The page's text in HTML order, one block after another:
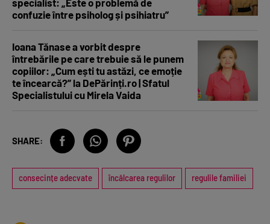
confuzie între psiholog și psihiatru”
Ioana Tănase a vorbit despre
întrebările pe care trebuie să le punem
copiilor: „Cum ești tu astăzi, ce emoție
te încearcă?” la DePărinți.ro | Sfatul
Specialistului cu Mirela Vaida
SHARE:
consecințe adecvate încălcarea regulilor regulile familiei